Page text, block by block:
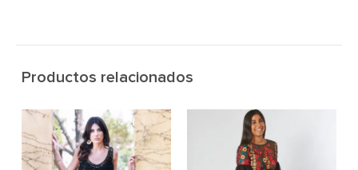
Productos relacionados